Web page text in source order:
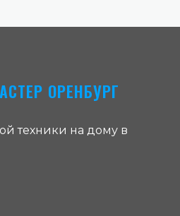
ОРЕНБУРГ
техники на дому в